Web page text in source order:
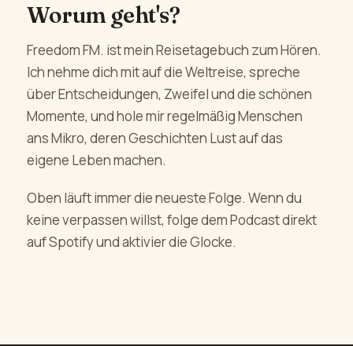
Worum geht's?
Freedom FM. ist mein Reisetagebuch zum Hören.
Ich nehme dich mit auf die Weltreise, spreche
über Entscheidungen, Zweifel und die schönen
Momente, und hole mir regelmäßig Menschen
ans Mikro, deren Geschichten Lust auf das
eigene Leben machen.
Oben läuft immer die neueste Folge. Wenn du
keine verpassen willst, folge dem Podcast direkt
auf Spotify und aktivier die Glocke.